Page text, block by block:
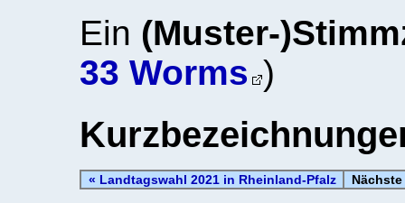
Ein (Muster-
33 Worms )
« Landtagswahl 2021 in Rheinland-Pfalz